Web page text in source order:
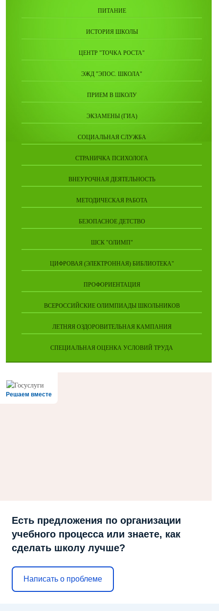
ПИТАНИЕ
ИСТОРИЯ ШКОЛЫ
ЦЕНТР "ТОЧКА РОСТА"
ЭЖД "ЭПОС. ШКОЛА"
ПРИЕМ В ШКОЛУ
ЭКЗАМЕНЫ (ГИА)
СОЦИАЛЬНАЯ СЛУЖБА
СТРАНИЧКА ПСИХОЛОГА
ВНЕУРОЧНАЯ ДЕЯТЕЛЬНОСТЬ
МЕТОДИЧЕСКАЯ РАБОТА
БЕЗОПАСНОЕ ДЕТСТВО
ШСК "ОЛИМП"
ЦИФРОВАЯ (ЭЛЕКТРОННАЯ) БИБЛИОТЕКА"
ПРОФОРИЕНТАЦИЯ
ВСЕРОССИЙСКИЕ ОЛИМПИАДЫ ШКОЛЬНИКОВ
ЛЕТНЯЯ ОЗДОРОВИТЕЛЬНАЯ КАМПАНИЯ
СПЕЦИАЛЬНАЯ ОЦЕНКА УСЛОВИЙ ТРУДА
Решаем вместе
Есть предложения по организации
учебного процесса или знаете, как
сделать школу лучше?
Написать о проблеме